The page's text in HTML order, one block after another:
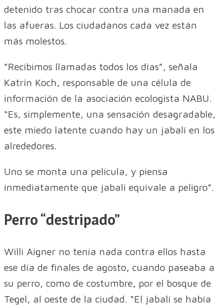
detenido tras chocar contra una manada en
las afueras. Los ciudadanos cada vez están
más molestos.
“Recibimos llamadas todos los días”, señala
Katrin Koch, responsable de una célula de
información de la asociación ecologista NABU.
“Es, simplemente, una sensación desagradable,
este miedo latente cuando hay un jabalí en los
alrededores.
Uno se monta una película, y piensa
inmediatamente que jabalí equivale a peligro”.
Perro “destripado”
Willi Aigner no tenía nada contra ellos hasta
ese día de finales de agosto, cuando paseaba a
su perro, como de costumbre, por el bosque de
Tegel, al oeste de la ciudad. “El jabalí se había